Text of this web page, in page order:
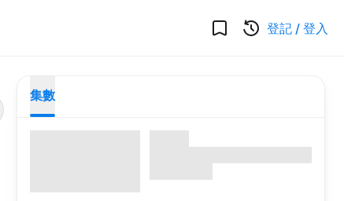
登記 / 登入
集數